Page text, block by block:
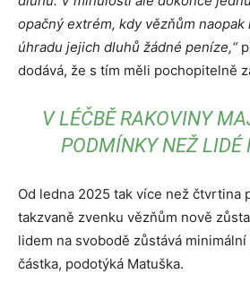
opačný extrém, kdy vězňům naopak
úhradu jejich dluhů žádné peníze,“
dodává, že s tím měli pochopitelně
V LÉČBĚ RAKOVINY
PODMÍNKY NEŽ LIDÉ
Od ledna 2025 tak více než čtvrtina
takzvaně zvenku vězňům nově
lidem na svobodě zůstává
částka, podotýká Matuška.